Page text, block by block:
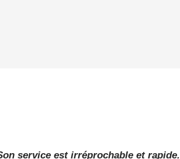
service est irréprochable et rapide.